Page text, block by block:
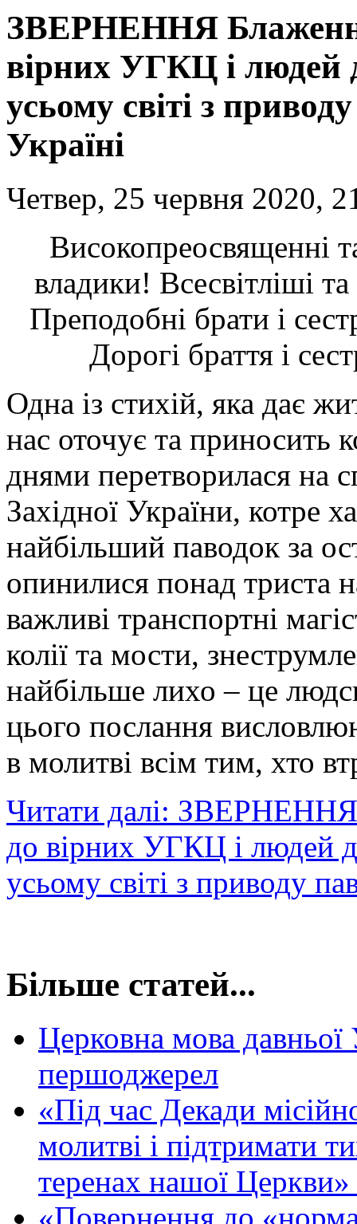
ЗВЕРНЕННЯ
вірних УГКЦ і людей
усьому світі з
Україні
Четвер, 25 червня 2020,
Високопреосвященні
владики! Всесвітліші
Преподобні брати і
Дорогі браття і
Одна із стихій, яка дає
нас оточує та приносить
днями перетворилася на
Західної України, котре
найбільший паводок за
опинилися понад триста
важливі транспортні
колії та мости,
найбільше лихо – це
цього послання
в молитві всім тим, хто
Читати далі:
до вірних УГКЦ і людей
усьому світі з приводу
Більше статей...
Церковна мова
першоджерел
«Під час Декади
молитві і підтримати
теренах нашої
«Повернення до